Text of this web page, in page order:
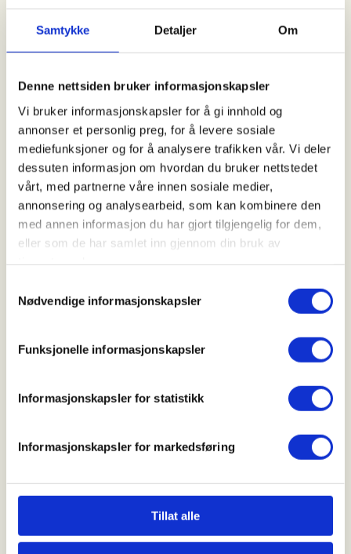
Samtykke Detaljer Om
Denne nettsiden bruker informasjonskapsler
Vi bruker informasjonskapsler for å gi innhold og
annonser et personlig preg, for å levere sosiale
mediefunksjoner og for å analysere trafikken vår. Vi deler
dessuten informasjon om hvordan du bruker nettstedet
vårt, med partnerne våre innen sosiale medier,
annonsering og analysearbeid, som kan kombinere den
med annen informasjon du har gjort tilgjengelig for dem,
eller som de har samlet inn gjennom din bruk av
Nødvendige informasjonskapsler
Funksjonelle informasjonskapsler
Informasjonskapsler for statistikk
Informasjonskapsler for markedsføring
Tillat alle
Trygt, sosialt og lavterskel
eller har fisket før.
Vi deler erfaringer, lærer av hverandre og bygger
trygghet rundt fiske og fangst. Her er det ingen
prestasjonspress – bare rom for å være ute, prøve,
feile og mestre i eget tempo.
Overnatting på dine premisser
Vi har tilgang til hytte ved Nordrekrokvann, som gir
Du kan velge å:
Sove i telt